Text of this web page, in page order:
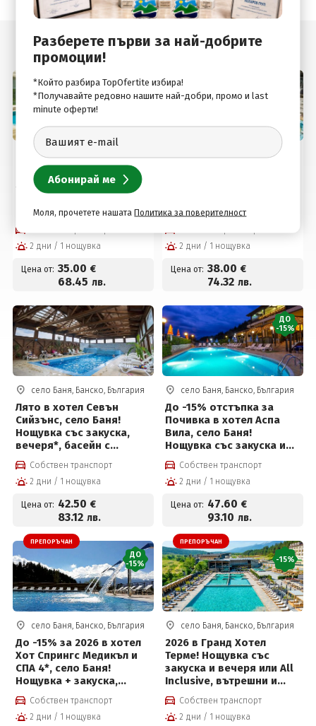
Подобни оферти
село Баня, Банско, България
Пакет "Златна възраст
55+" в хотел Вита
Спрингс, с. Баня, Банско!
Нощувка със закуска и
басейни и СПА пакет за
35 € на човек
2 дни / 1 нощувка
Цена от: 35.00 €
68.45 лв.
село Баня, Банско, България
закуска, вечеря,
минерален басейн,
джакузи и СПА пакет на
човек
2 дни / 1 нощувка
Цена от: 38.00 €
74.32 лв.
село Баня, Банско, България
Лято в хотел Севън
Сийзънс, село Баня!
Нощувка със закуска,
вечеря*, басейн с
минерална вода и
ползване на СПА център
на цени от 42.50 € на
Собствен транспорт
2 дни / 1 нощувка
Цена от: 42.50 €
83.12 лв.
ДО
-15%
село Баня, Банско, България
До -15% отстъпка за
Почивка в хотел Аспа
Вила, село Баня!
Нощувка със закуска и
вечеря, външен басейн с
минерална вода и спа
център на цени от 47.60
евро на човек
Собствен транспорт
2 дни / 1 нощувка
Цена от: 47.60 €
93.10 лв.
ПРЕПОРЪЧАН
ДО
-15%
село Баня, Банско, България
До -15% за 2026 в хотел
Хот Спрингс Медикъл и
СПА 4*, село Баня!
Нощувка + закуска,
вечеря, вътрешен и
външен басейн с
минерална вода и Уелнес
Собствен транспорт
2 дни / 1 нощувка
ПРЕПОРЪЧАН
-15%
село Баня, Банско, България
2026 в Гранд Хотел
Терме! Нощувка със
закуска и вечеря или All
Inclusive, вътрешни и
външни басейни с топла
минерална вода, FUN
Park Therme, Уелнес
Собствен транспорт
2 дни / 1 нощувка
Разберете първи за най-добрите
промоции!
*Който разбира TopOfertite избира!
*Получавайте редовно нашите най-добри, промо и last
minute оферти!
Моля, прочетете нашатаПолитика за поверителност